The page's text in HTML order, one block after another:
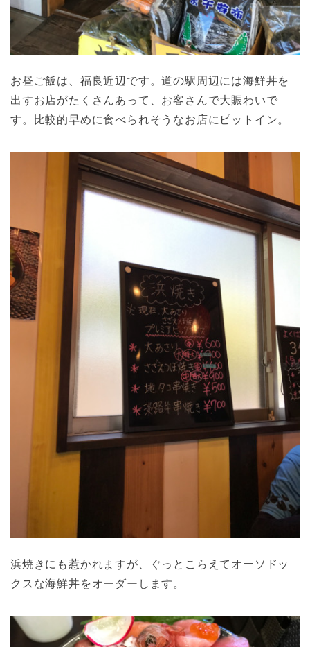
お昼ご飯は、福良近辺です。道の駅周辺には海鮮丼を
出すお店がたくさんあって、お客さんで大賑わいで
す。比較的早めに食べられそうなお店にピットイン。
浜焼きにも惹かれますが、ぐっとこらえてオーソドッ
クスな海鮮丼をオーダーします。